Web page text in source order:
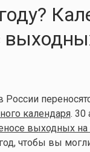
календаря. 30
выходных на
чтобы вы